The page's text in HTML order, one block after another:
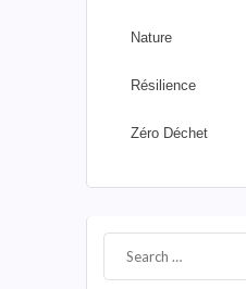
Nature
Résilience
Zéro Déchet